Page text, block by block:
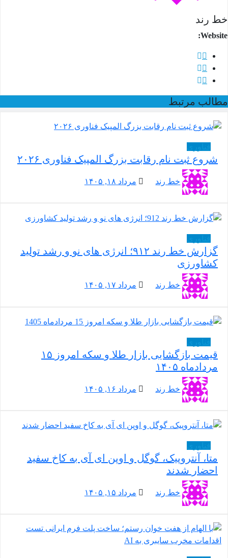
رند
مرتبط
شروع ثبت نام رقابت بزرگ المپیک فناوری ۲۰۲۶
خط رند مرداد ۱۸, ۱۴۰۵
گزارش خط رند ۹۱۲؛ انرژی های نو و رشد تولید
کشاورزی
خط رند مرداد ۱۷, ۱۴۰۵
قیمت بازگشایی بازار طلا و سکه امروز ۱۵
مردادماه ۱۴۰۵
خط رند مرداد ۱۶, ۱۴۰۵
متا، آنتروپیک، گوگل و اوپن ای آی به کاخ سفید
احضار شدند
خط رند مرداد ۱۵, ۱۴۰۵